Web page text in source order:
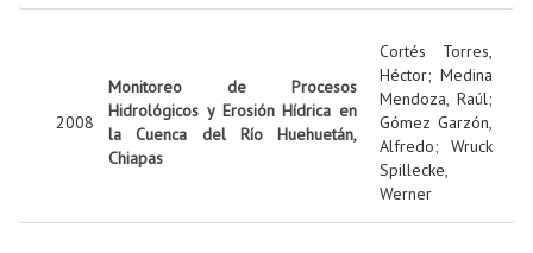
2008
Monitoreo de Procesos
Hidrológicos y Erosión Hídrica en
la Cuenca del Río Huehuetán,
Chiapas
Cortés Torres,
Héctor; Medina
Mendoza, Raúl;
Gómez Garzón,
Alfredo; Wruck
Spillecke,
Werner